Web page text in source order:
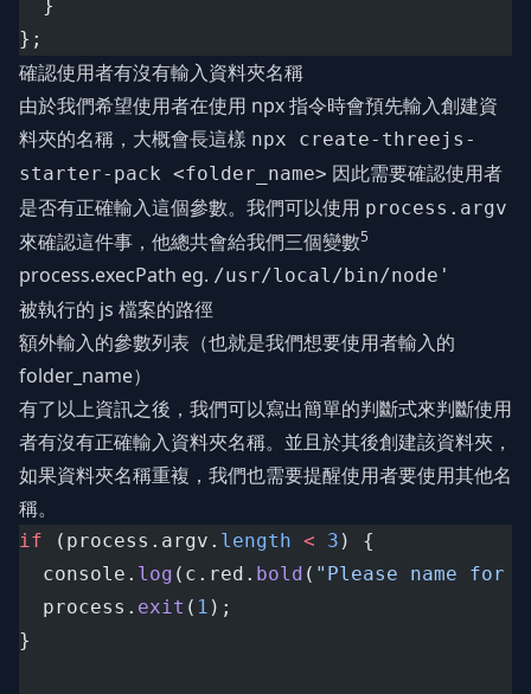
  }
};
確認使用者有沒有輸入資料夾名稱
由於我們希望使用者在使用 npx 指令時會預先輸入創建資
料夾的名稱，大概會長這樣 npx create-threejs-
starter-pack <folder_name> 因此需要確認使用者
是否有正確輸入這個參數。我們可以使用 process.argv
來確認這件事，他總共會給我們三個變數5
process.execPath eg. /usr/local/bin/node'
被執行的 js 檔案的路徑
額外輸入的參數列表（也就是我們想要使用者輸入的
folder_name）
有了以上資訊之後，我們可以寫出簡單的判斷式來判斷使用
者有沒有正確輸入資料夾名稱。並且於其後創建該資料夾，
如果資料夾名稱重複，我們也需要提醒使用者要使用其他名
稱。
if (process.argv. length < 3 ) {
  console.
log (c.red. bold ( "Please name for
  process.
exit ( 1 );
}